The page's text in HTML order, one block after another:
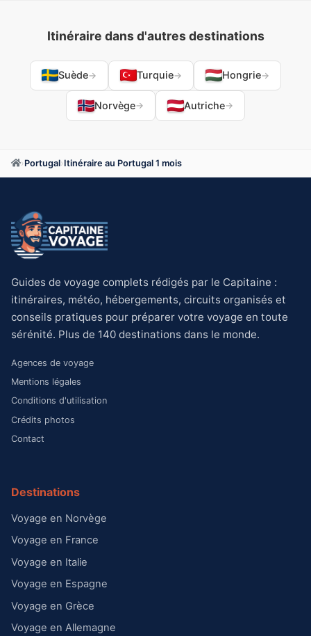
Itinéraire dans d'autres destinations
Suède→ Turquie→ Hongrie→
Norvège→ Autriche→
› Portugal› Itinéraire au Portugal 1 mois
Guides de voyage complets rédigés par le Capitaine :
itinéraires, météo, hébergements, circuits organisés et
conseils pratiques pour préparer votre voyage en toute
sérénité. Plus de 140 destinations dans le monde.
Agences de voyage
Mentions légales
Conditions d'utilisation
Crédits photos
Contact
Destinations
Voyage en Norvège
Voyage en France
Voyage en Italie
Voyage en Espagne
Voyage en Grèce
Voyage en Allemagne